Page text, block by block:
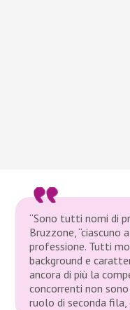
“Sono tutti nomi di
Bruzzone,“ciascuno
professione. Tutti
background e
ancora di più la
concorrenti non
ruolo di seconda fila,